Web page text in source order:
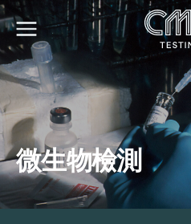
關於我們
我們的服務
最新消息
加入我們
環球支援
聯絡我們
微生物檢測